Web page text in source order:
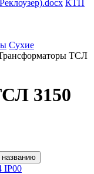
КТП
Сухие
ТСЛ
3150
IP00